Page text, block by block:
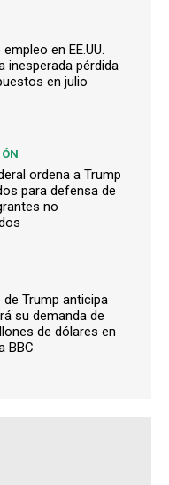
en EE.UU.
inesperada pérdida
en julio
ordena a Trump
para defensa de
no
de Trump anticipa
su demanda de
de dólares en
BBC